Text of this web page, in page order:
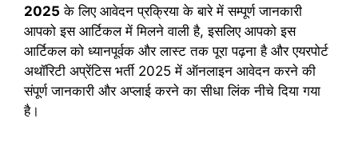
2025 के लिए आवेदन प्रक्रिया के बारे में सम्पूर्ण जानकारी
आपको इस आर्टिकल में मिलने वाली है, इसलिए आपको इस
आर्टिकल को ध्यानपूर्वक और लास्ट तक पूरा पढ़ना है और एयरपोर्ट
अथॉरिटी अप्रेंटिस भर्ती 2025 में ऑनलाइन आवेदन करने की
संपूर्ण जानकारी और अप्लाई करने का सीधा लिंक नीचे दिया गया
है।